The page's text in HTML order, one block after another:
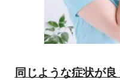
同じような症状が